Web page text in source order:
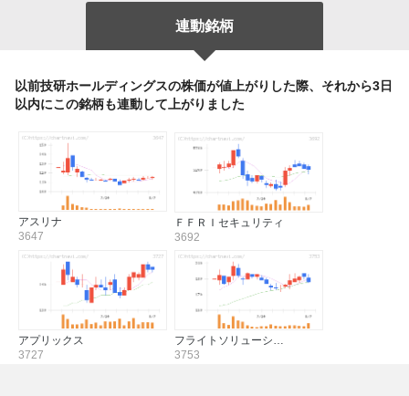
連動銘柄
以前技研ホールディングスの株価が値上がりした際、それから3日
以内にこの銘柄も連動して上がりました
アスリナ
3647
ＦＦＲＩセキュリティ
3692
アプリックス
3727
フライトソリューシ…
3753